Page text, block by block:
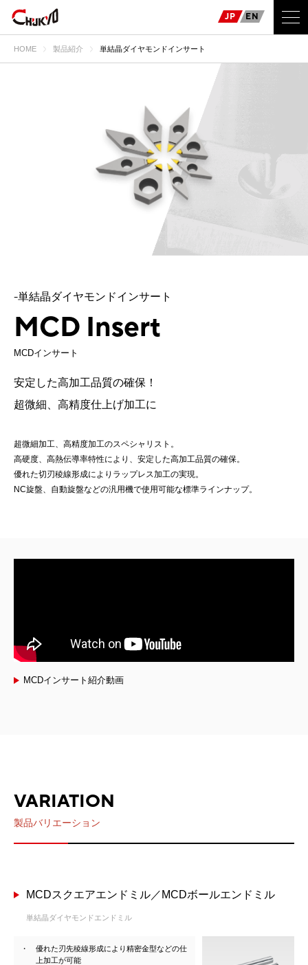
JP EN
HOME 製品紹介 単結晶ダイヤモンドインサート
-単結晶ダイヤモンドインサート
MCD Insert
MCDインサート
安定した高加工品質の確保！
超微細、高精度仕上げ加工に
超微細加工、高精度加工のスペシャリスト。
高硬度、高熱伝導率特性により、安定した高加工品質の確保。
優れた切刃稜線形成によりラップレス加工の実現。
NC旋盤、自動旋盤などの汎用機で使用可能な標準ラインナップ。
MCDインサート紹介動画
VARIATION
製品バリエーション
MCDスクエアエンドミル／MCDボールエンドミル
単結晶ダイヤモンドエンドミル
優れた刃先稜線形成により精密金型などの仕
上加工が可能